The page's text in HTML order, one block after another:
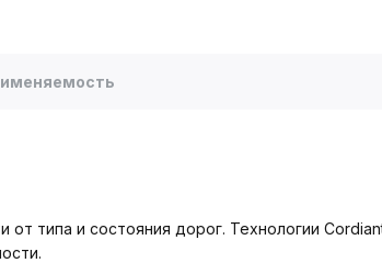
типа и состояния дорог. Технологии